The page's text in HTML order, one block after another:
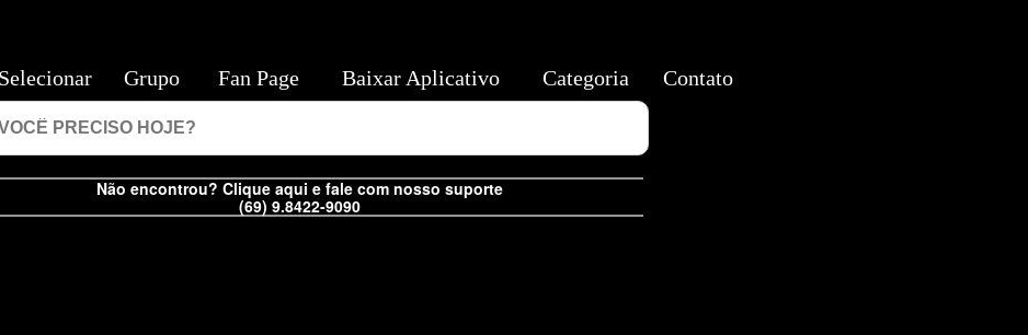
Não encontrou? Clique aqui e fale com nosso suporte
(69) 9.8422-9090
Selecionar Grupo Fan Page Baixar Aplicativo Categoria Contato